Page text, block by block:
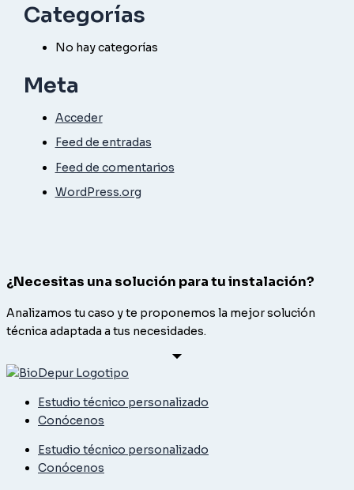
Categorías
No hay categorías
Meta
Acceder
Feed de entradas
Feed de comentarios
WordPress.org
¿Necesitas una solución para tu instalación?
Analizamos tu caso y te proponemos la mejor solución
técnica adaptada a tus necesidades.
Estudio técnico personalizado
Conócenos
Estudio técnico personalizado
Conócenos